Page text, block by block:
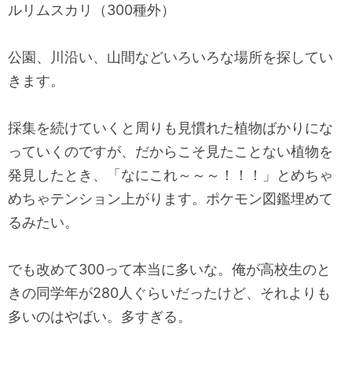
ルリムスカリ（300種外）
公園、川沿い、山間などいろいろな場所を探してい
きます。
採集を続けていくと周りも見慣れた植物ばかりにな
っていくのですが、だからこそ見たことない植物を
発見したとき、「なにこれ～～～！！！」とめちゃ
めちゃテンション上がります。ポケモン図鑑埋めて
るみたい。
でも改めて300って本当に多いな。俺が高校生のと
きの同学年が280人ぐらいだったけど、それよりも
多いのはやばい。多すぎる。